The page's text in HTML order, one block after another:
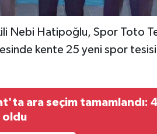
Nebi Hatipoğlu, Spor Toto
kente 25 yeni spor tesisi
ara seçim tamamlandı:
oldu